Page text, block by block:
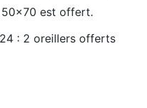
est offert.
: 2 oreillers offerts